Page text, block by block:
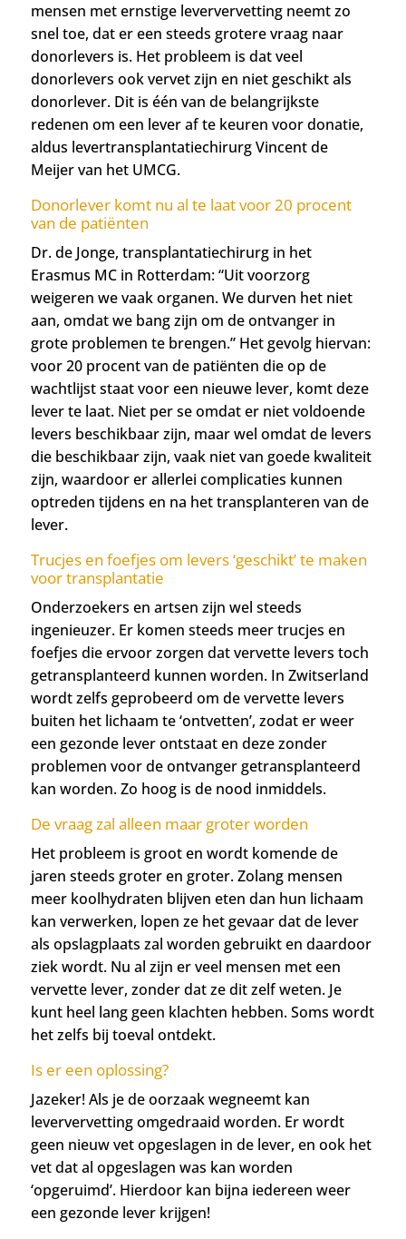
mensen met ernstige leververvetting neemt zo
snel toe, dat er een steeds grotere vraag naar
donorlevers is. Het probleem is dat veel
donorlevers ook vervet zijn en niet geschikt als
donorlever. Dit is één van de belangrijkste
redenen om een lever af te keuren voor donatie,
aldus levertransplantatiechirurg Vincent de
Meijer van het UMCG.
Donorlever komt nu al te laat voor 20 procent
van de patiënten
Dr. de Jonge, transplantatiechirurg in het
Erasmus MC in Rotterdam: “Uit voorzorg
weigeren we vaak organen. We durven het niet
aan, omdat we bang zijn om de ontvanger in
grote problemen te brengen.” Het gevolg hiervan:
voor 20 procent van de patiënten die op de
wachtlijst staat voor een nieuwe lever, komt deze
lever te laat. Niet per se omdat er niet voldoende
levers beschikbaar zijn, maar wel omdat de levers
die beschikbaar zijn, vaak niet van goede kwaliteit
zijn, waardoor er allerlei complicaties kunnen
optreden tijdens en na het transplanteren van de
lever.
Trucjes en foefjes om levers ‘geschikt’ te maken
voor transplantatie
Onderzoekers en artsen zijn wel steeds
ingenieuzer. Er komen steeds meer trucjes en
foefjes die ervoor zorgen dat vervette levers toch
getransplanteerd kunnen worden. In Zwitserland
wordt zelfs geprobeerd om de vervette levers
buiten het lichaam te ‘ontvetten’, zodat er weer
een gezonde lever ontstaat en deze zonder
problemen voor de ontvanger getransplanteerd
kan worden. Zo hoog is de nood inmiddels.
De vraag zal alleen maar groter worden
Het probleem is groot en wordt komende de
jaren steeds groter en groter. Zolang mensen
meer koolhydraten blijven eten dan hun lichaam
kan verwerken, lopen ze het gevaar dat de lever
als opslagplaats zal worden gebruikt en daardoor
ziek wordt. Nu al zijn er veel mensen met een
vervette lever, zonder dat ze dit zelf weten. Je
kunt heel lang geen klachten hebben. Soms wordt
het zelfs bij toeval ontdekt.
Is er een oplossing?
Jazeker! Als je de oorzaak wegneemt kan
leververvetting omgedraaid worden. Er wordt
geen nieuw vet opgeslagen in de lever, en ook het
vet dat al opgeslagen was kan worden
‘opgeruimd’. Hierdoor kan bijna iedereen weer
een gezonde lever krijgen!